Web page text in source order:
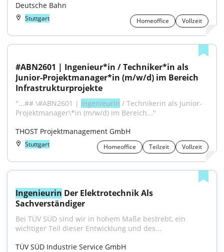
Deutsche Bahn
Stuttgart Homeoffice Vollzeit
#ABN2601 | Ingenieur*in / Techniker*in als
Junior-Projektmanager*in (m/w/d) im Bereich
Infrastrukturprojekte
"...## \#ABN2601 | Ingenieurin / Technikerin als Junior-
Projektmanager\*in (m/w/d) im Bereich..."
THOST Projektmanagement GmbH
Stuttgart Homeoffice Teilzeit Vollzeit
Ingenieurin Der Elektrotechnik Als
Sachverständiger
Bei TÜV SÜD sind wir in hohem Maße bestrebt, ein
wichtiger Teil dieser Entwicklung und des...
TÜV SÜD Industrie Service GmbH